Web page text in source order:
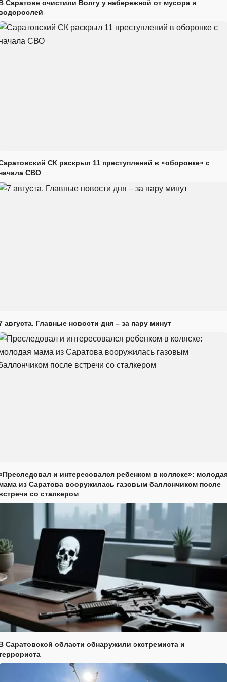
Саратове очистили Волгу у набережной от мусора и
СК раскрыл 11 преступлений в «оборонке» с
СВО
августа. Главные новости дня – за пару минут
и интересовался ребенком в коляске»:
из Саратова вооружилась газовым баллончиком после
со сталкером
Саратовской области обнаружили экстремиста и